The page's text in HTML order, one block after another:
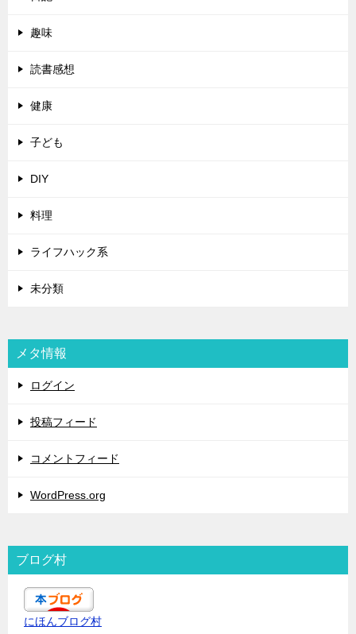
趣味
読書感想
健康
子ども
DIY
料理
ライフハック系
未分類
メタ情報
ログイン
投稿フィード
コメントフィード
WordPress.org
ブログ村
にほんブログ村